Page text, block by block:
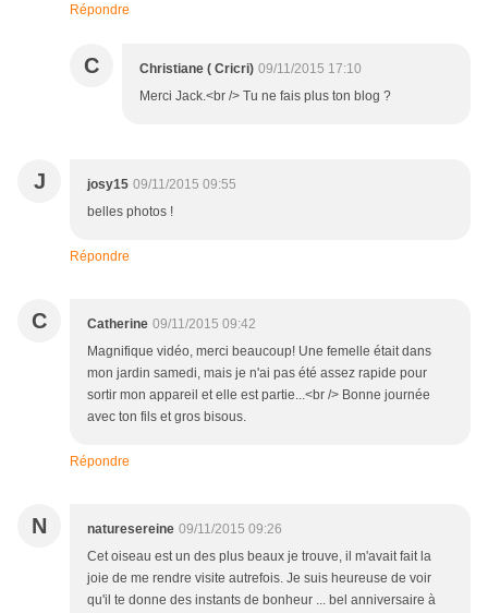
Répondre
C Christiane ( Cricri) 09/11/2015 17:10
Merci Jack.<br /> Tu ne fais plus ton blog ?
J josy15 09/11/2015 09:55
belles photos !
Répondre
C Catherine 09/11/2015 09:42
Magnifique vidéo, merci beaucoup! Une femelle était dans
mon jardin samedi, mais je n'ai pas été assez rapide pour
sortir mon appareil et elle est partie...<br /> Bonne journée
avec ton fils et gros bisous.
Répondre
N naturesereine 09/11/2015 09:26
Cet oiseau est un des plus beaux je trouve, il m'avait fait la
joie de me rendre visite autrefois. Je suis heureuse de voir
qu'il te donne des instants de bonheur ... bel anniversaire à